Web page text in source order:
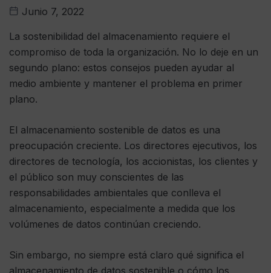
Junio 7, 2022
La sostenibilidad del almacenamiento requiere el
compromiso de toda la organización. No lo deje en un
segundo plano: estos consejos pueden ayudar al
medio ambiente y mantener el problema en primer
plano.
El almacenamiento sostenible de datos es una
preocupación creciente. Los directores ejecutivos, los
directores de tecnología, los accionistas, los clientes y
el público son muy conscientes de las
responsabilidades ambientales que conlleva el
almacenamiento, especialmente a medida que los
volúmenes de datos continúan creciendo.
Sin embargo, no siempre está claro qué significa el